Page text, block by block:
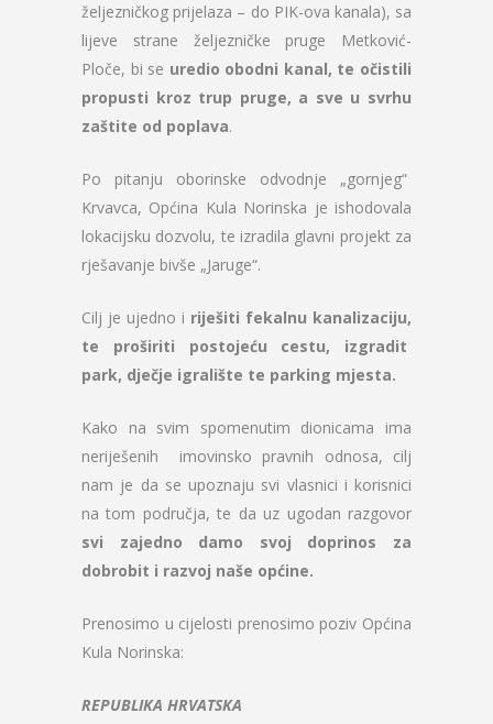
željezničkog prijelaza – do PIK-ova kanala), sa
lijeve strane željezničke pruge Metković-
Ploče, bi se uredio obodni kanal, te očistili
propusti kroz trup pruge, a sve u svrhu
zaštite od poplava.
Po pitanju oborinske odvodnje „gornjeg“
Krvavca, Općina Kula Norinska je ishodovala
lokacijsku dozvolu, te izradila glavni projekt za
rješavanje bivše „Jaruge“.
Cilj je ujedno i riješiti fekalnu kanalizaciju,
te proširiti postojeću cestu, izgradit
park, dječje igralište te parking mjesta.
Kako na svim spomenutim dionicama ima
neriješenih imovinsko pravnih odnosa, cilj
nam je da se upoznaju svi vlasnici i korisnici
na tom područja, te da uz ugodan razgovor
svi zajedno damo svoj doprinos za
dobrobit i razvoj naše općine.
Prenosimo u cijelosti prenosimo poziv Općina
Kula Norinska:
REPUBLIKA HRVATSKA